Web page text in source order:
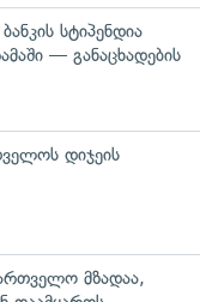
სტიპენდია
— განაცხადების
დიჯეის
მზადაა,